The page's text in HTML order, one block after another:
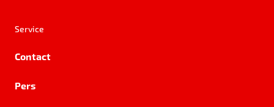
Service
Contact
Pers